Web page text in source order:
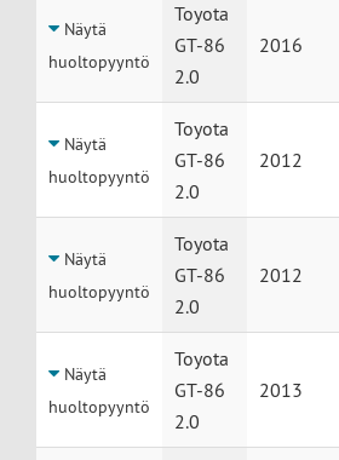
Näytä
huoltopyyntö
Toyota
GT-86
2.0
2016
Näytä
huoltopyyntö
Toyota
GT-86
2.0
2012
Näytä
huoltopyyntö
Toyota
GT-86
2.0
2012
Näytä
huoltopyyntö
Toyota
GT-86
2.0
2013